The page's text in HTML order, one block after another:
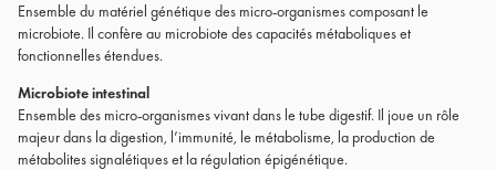
Ensemble du matériel génétique des micro-organismes composant le
microbiote. Il confère au microbiote des capacités métaboliques et
fonctionnelles étendues.
Microbiote intestinal
Ensemble des micro-organismes vivant dans le tube digestif. Il joue un rôle
majeur dans la digestion, l’immunité, le métabolisme, la production de
métabolites signalétiques et la régulation épigénétique.